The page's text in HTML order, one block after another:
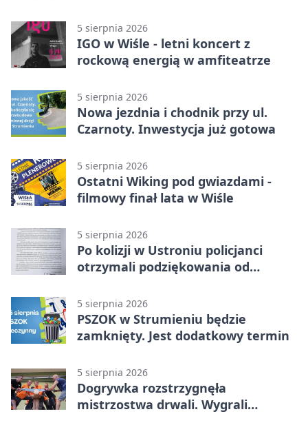
5 sierpnia 2026
IGO w Wiśle - letni koncert z
rockową energią w amfiteatrze
5 sierpnia 2026
Nowa jezdnia i chodnik przy ul.
Czarnoty. Inwestycja już gotowa
5 sierpnia 2026
Ostatni Wiking pod gwiazdami -
filmowy finał lata w Wiśle
5 sierpnia 2026
Po kolizji w Ustroniu policjanci
otrzymali podziękowania od
5 sierpnia 2026
PSZOK w Strumieniu będzie
zamknięty. Jest dodatkowy termin
5 sierpnia 2026
Dogrywka rozstrzygnęła
mistrzostwa drwali. Wygrali